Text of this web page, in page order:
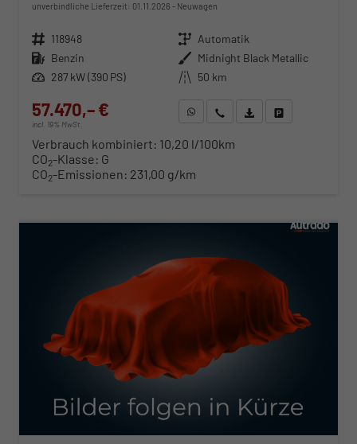
unverbindliche Lieferzeit: 01.11.2026 Neuwagen
Fahrzeugnr. 118948 Getriebe Automatik
Kraftstoff Benzin Außenfarbe Midnight Black Metallic
Leistung 287 kW (390 PS) Kilometerstand 50 km
57.470,– €
incl. 19% MwSt.
WhatsApp anfragen
Wir rufen Sie anFahrzeugexposé (PDF)
Verbrauch kombiniert: 10,20 l/100km
CO2-Klasse: G
CO2-Emissionen: 231,00 g/km